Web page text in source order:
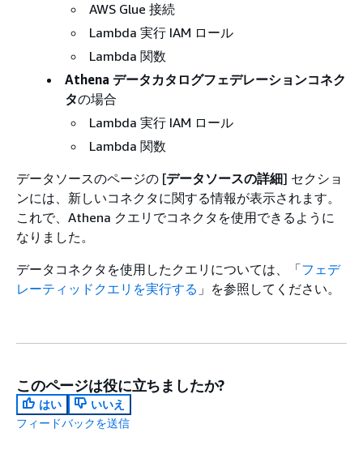
AWS Glue 接続
Lambda 実行 IAM ロール
Lambda 関数
Athena データカタログフェデレーションコネク
タの場合
Lambda 実行 IAM ロール
Lambda 関数
データソースのページの [データソースの詳細] セクショ
ンには、新しいコネクタに関する情報が表示されます。
これで、Athena クエリでコネクタを使用できるように
なりました。
データコネクタを使用したクエリについては、「フェデ
レーティッドクエリを実行する 」を参照してください。
このページは役に立ちましたか?
はい
いいえ
フィードバックを送信